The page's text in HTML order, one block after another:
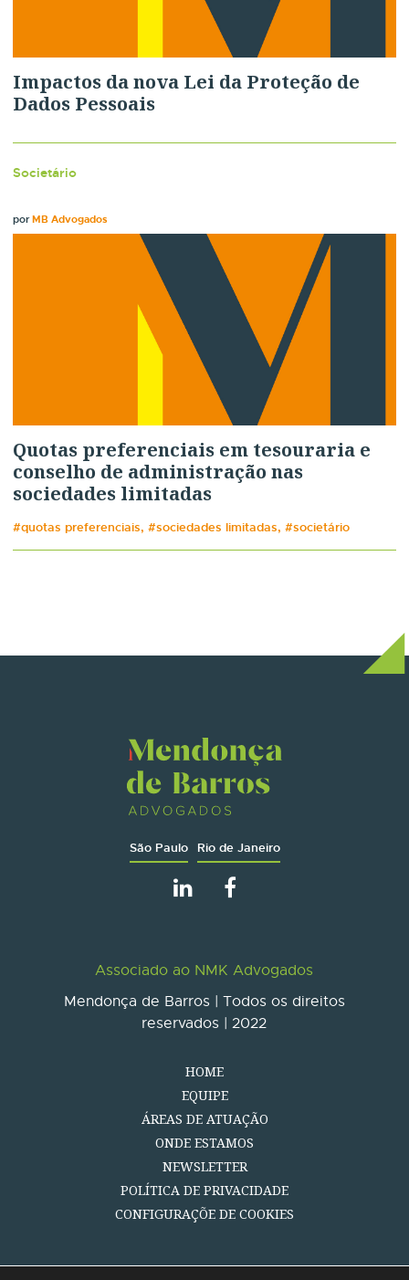
Impactos da nova Lei da Proteção de
Dados Pessoais
Societário
porMB Advogados
Quotas preferenciais em tesouraria e
conselho de administração nas
sociedades limitadas
#quotas preferenciais, #sociedades limitadas, #societário
São Paulo Rio de Janeiro
Associado ao NMK Advogados
Mendonça de Barros | Todos os direitos
reservados | 2022
HOME
EQUIPE
ÁREAS DE ATUAÇÃO
ONDE ESTAMOS
NEWSLETTER
POLÍTICA DE PRIVACIDADE
CONFIGURAÇÕE DE COOKIES